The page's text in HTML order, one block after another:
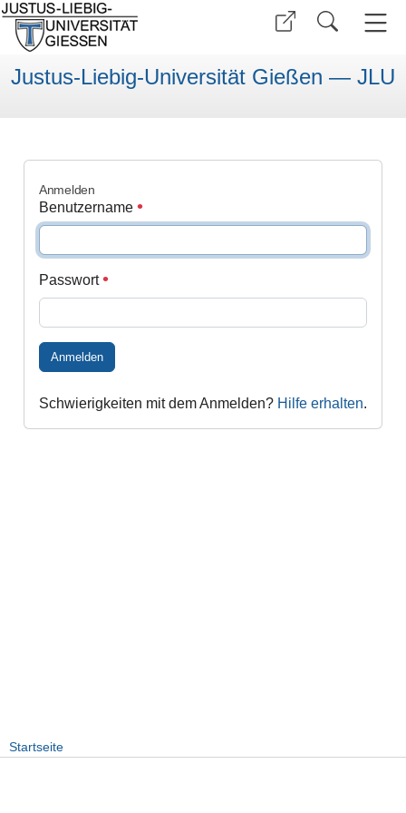
Justus-Liebig-Universität Gießen — JLU
Anmelden
Benutzername
Passwort
Anmelden
Schwierigkeiten mit dem Anmelden? Hilfe erhalten.
Startseite